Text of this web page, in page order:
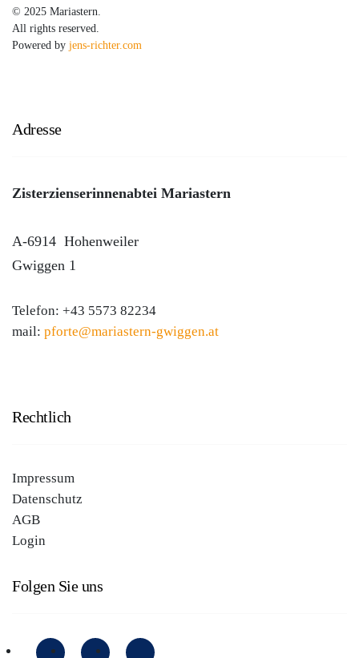
© 2025 Mariastern.
All rights reserved.
Powered by jens-richter.com
Adresse
Zisterzienserinnenabtei Mariastern
A-6914 Hohenweiler
Gwiggen 1
Telefon: +43 5573 82234
mail: pforte@mariastern-gwiggen.at
Rechtlich
Impressum
Datenschutz
AGB
Login
Folgen Sie uns